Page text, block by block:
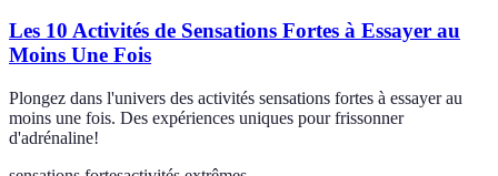
Les 10 Activités de Sensations Fortes à Essayer au
Moins Une Fois
Plongez dans l'univers des activités sensations fortes à essayer au
moins une fois. Des expériences uniques pour frissonner
d'adrénaline!